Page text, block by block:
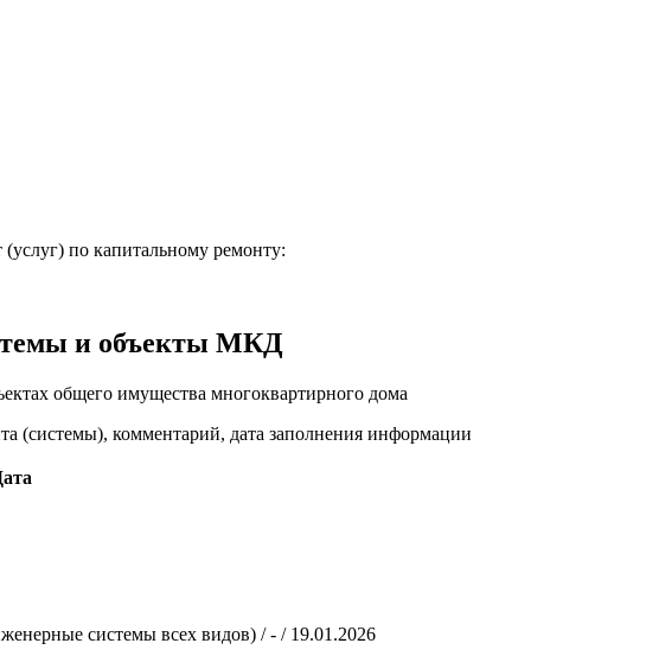
по капитальному ремонту:
и объекты МКД
общего имущества многоквартирного дома
(системы), комментарий, дата заполнения информации
системы всех видов) / - / 19.01.2026